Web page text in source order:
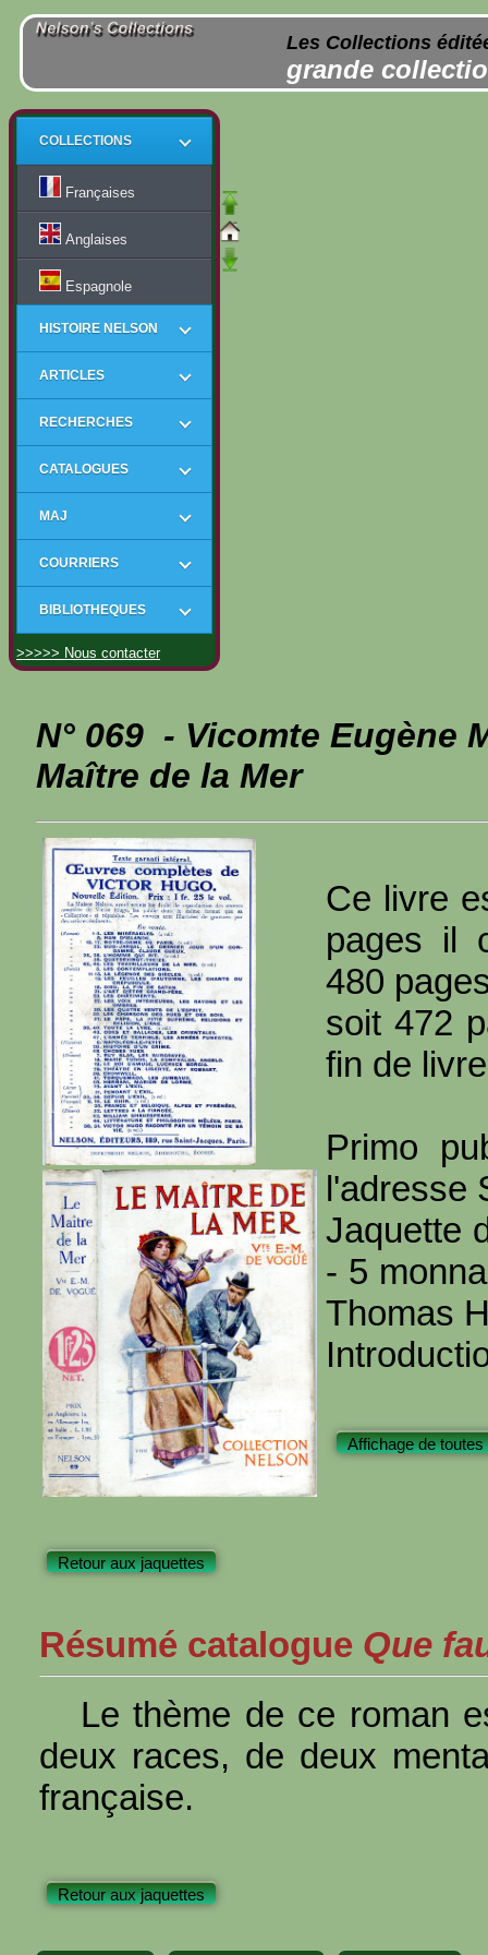
Les Collections
grande
COLLECTIONS
Françaises
Anglaises
Espagnole
HISTOIRE NELSON
ARTICLES
RECHERCHES
CATALOGUES
MAJ
COURRIERS
BIBLIOTHEQUES
>>>>> Nous contacter
N° 069 - Vicomte Eugène
Maître de la Mer
Ce livre
pages il
480
soit 472
fin de
Primo
l'adresse
Jaquette
- 5
Thomas
Affichage de
Retour aux jaquettes
Résumé catalogue Que
Le thème de ce roman
deux races, de deux
française.
Retour aux jaquettes